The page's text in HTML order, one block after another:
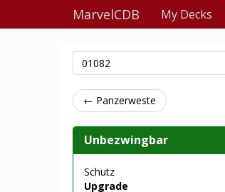
MarvelCDB My Decks
← Panzerweste
Unbezwingbar
Schutz
Upgrade